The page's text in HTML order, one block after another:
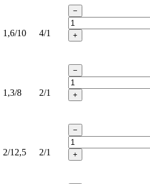
1,6/10 4/1
−
+
1,3/8 2/1
−
+
2/12,5 2/1
−
+